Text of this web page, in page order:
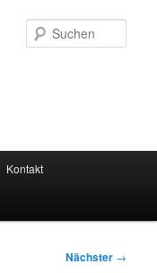
Kontakt
Nächster →